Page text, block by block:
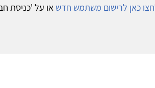
כאן לרישום משתמש חדש או על 'כניסת